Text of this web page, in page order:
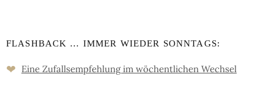
FLASHBACK … IMMER WIEDER SONNTAGS:
❤ Eine Zufalls­empfehlung im wöchent­lichen Wechsel